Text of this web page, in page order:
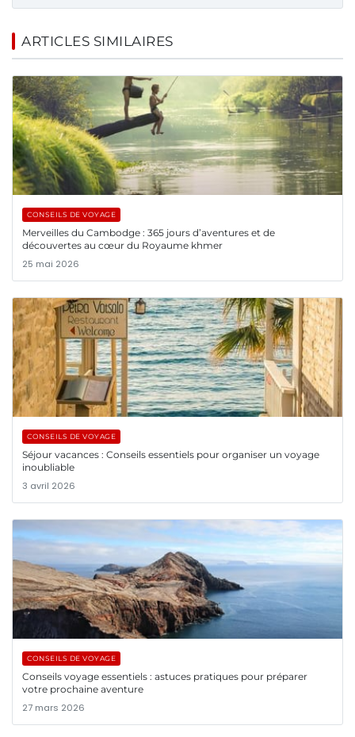
ARTICLES SIMILAIRES
CONSEILS DE VOYAGE
Merveilles du Cambodge : 365 jours d’aventures et de
découvertes au cœur du Royaume khmer
25 mai 2026
CONSEILS DE VOYAGE
Séjour vacances : Conseils essentiels pour organiser un voyage
inoubliable
3 avril 2026
CONSEILS DE VOYAGE
Conseils voyage essentiels : astuces pratiques pour préparer
votre prochaine aventure
27 mars 2026